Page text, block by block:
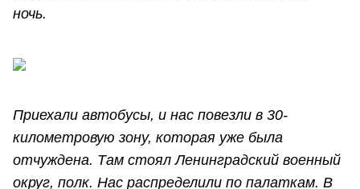
ночь.
Приехали автобусы, и нас повезли в 30-
километровую зону, которая уже была
отчуждена. Там стоял Ленинградский военный
округ, полк. Нас распределили по палаткам. В